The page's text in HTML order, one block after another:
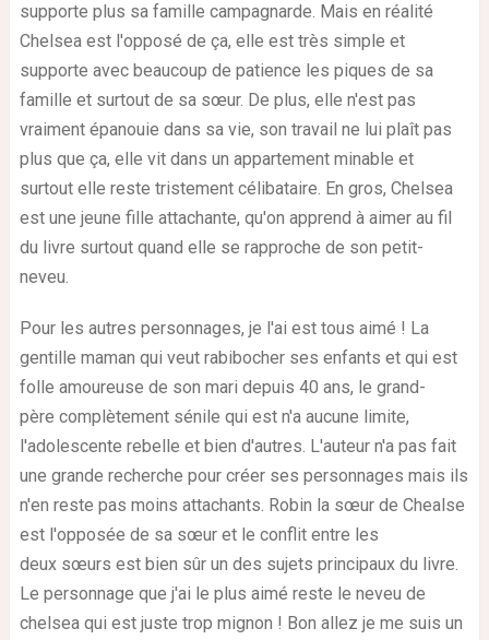
supporte plus sa famille campagnarde. Mais en réalité
Chelsea est l'opposé de ça, elle est très simple et
supporte avec beaucoup de patience les piques de sa
famille et surtout de sa sœur. De plus, elle n'est pas
vraiment épanouie dans sa vie, son travail ne lui plaît pas
plus que ça, elle vit dans un appartement minable et
surtout elle reste tristement célibataire. En gros, Chelsea
est une jeune fille attachante, qu'on apprend à aimer au fil
du livre surtout quand elle se rapproche de son petit-
neveu.
Pour les autres personnages, je l'ai est tous aimé ! La
gentille maman qui veut rabibocher ses enfants et qui est
folle amoureuse de son mari depuis 40 ans, le grand-
père complètement sénile qui est n'a aucune limite,
l'adolescente rebelle et bien d'autres. L'auteur n'a pas fait
une grande recherche pour créer ses personnages mais ils
n'en reste pas moins attachants. Robin la sœur de Chealse
est l'opposée de sa sœur et le conflit entre les
deux sœurs est bien sûr un des sujets principaux du livre.
Le personnage que j'ai le plus aimé reste le neveu de
chelsea qui est juste trop mignon ! Bon allez je me suis un